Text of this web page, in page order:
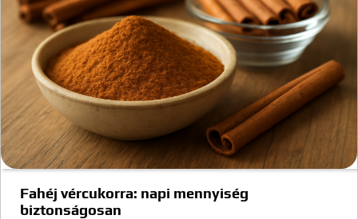
Fahéj vércukorra: napi mennyiség
biztonságosan